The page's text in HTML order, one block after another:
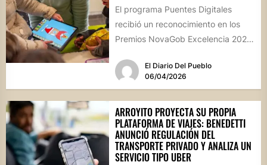
El programa Puentes Digitales
recibió un reconocimiento en los
Premios NovaGob Excelencia 2025
educativa...El Diario Del Pueblo
06/04/2026
ARROYITO PROYECTA SU PROPIA
PLATAFORMA DE VIAJES: BENEDETTI
ANUNCIÓ REGULACIÓN DEL
TRANSPORTE PRIVADO Y ANALIZA UN
SERVICIO TIPO UBER